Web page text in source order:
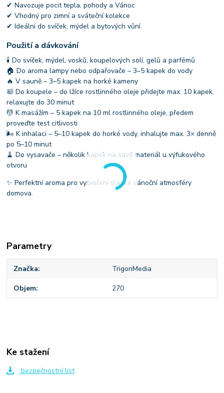
✔ Navozuje pocit tepla, pohody a Vánoc
✔ Vhodný pro zimní a sváteční kolekce
✔ Ideální do svíček, mýdel a bytových vůní
Použití a dávkování
🕯 Do svíček, mýdel, vosků, koupelových solí, gelů a parfémů
🏠 Do aroma lampy nebo odpařovače – 3–5 kapek do vody
🔥 V sauně – 3–5 kapek na horké kameny
🛀 Do koupele – do lžíce rostlinného oleje přidejte max. 10 kapek,
relaxujte do 30 minut
💆 K masážím – 5 kapek na 10 ml rostlinného oleje, předem
proveďte test citlivosti
🌬 K inhalaci – 5–10 kapek do horké vody, inhalujte max. 3× denně
po 5–10 minut
🧹 Do vysavače – několik kapek na savý materiál u výfukového
otvoru
✨ Perfektní aroma pro vytvoření sladké vánoční atmosféry
domova.
Parametry
Značka TrigonMedia
Objem 270
Ke stažení
bezpečnostní list